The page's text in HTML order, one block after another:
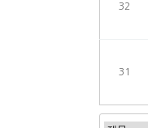
32
31